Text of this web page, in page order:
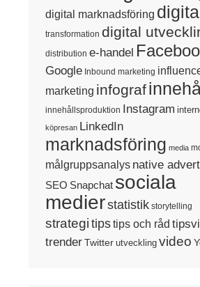
digital marknadsföring
transformation digital
distribution e-handel
Google Inbound marketing
marketing infograf
innehållsproduktion Instagram
köpresan LinkedIn
marknadsföring media
målgruppsanalys native
SEO Snapchat sociala
medierstatistik storytelling
strategi tipstips och råd
trender Twitter utveckling video